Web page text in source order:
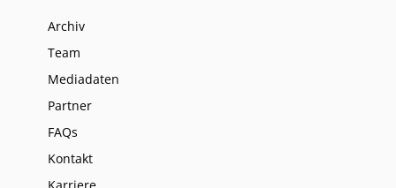
Archiv
Team
Mediadaten
Partner
FAQs
Kontakt